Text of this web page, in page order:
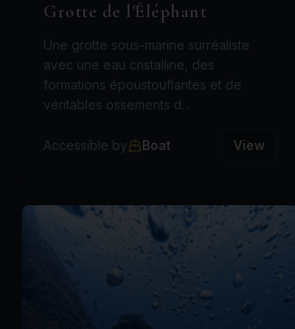
Grotte de l'Éléphant
Une grotte sous-marine surréaliste
avec une eau cristalline, des
formations époustouflantes et de
véritables ossements d...
Accessible by Boat View